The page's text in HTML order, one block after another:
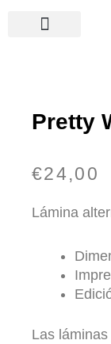
Pretty
€24,00
Lámina
Las